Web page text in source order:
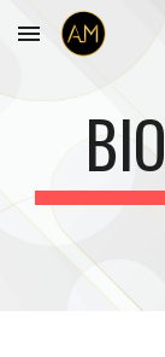
Skip to main